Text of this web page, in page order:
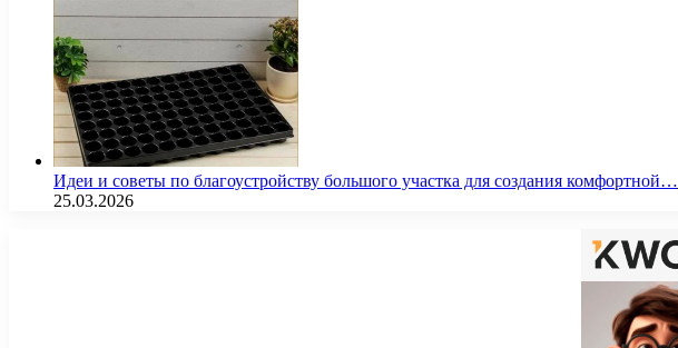
Идеи и советы по благоустройству большого участка для создания комфортной…
25.03.2026